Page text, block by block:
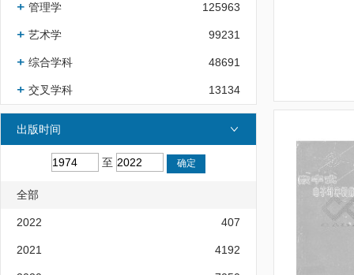
管理学 125963
艺术学 99231
综合学科 48691
交叉学科 13134
出版时间
至
全部
2022 407
2021 4192